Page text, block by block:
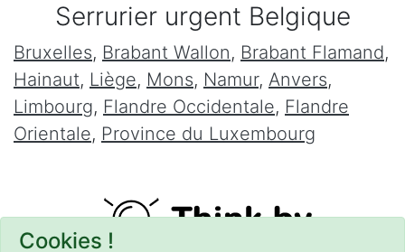
Cookies !
Serrurier urgent Belgique
Bruxelles, Brabant Wallon, Brabant Flamand,
Hainaut, Liège, Mons, Namur, Anvers,
Limbourg, Flandre Occidentale, Flandre
Orientale, Province du Luxembourg